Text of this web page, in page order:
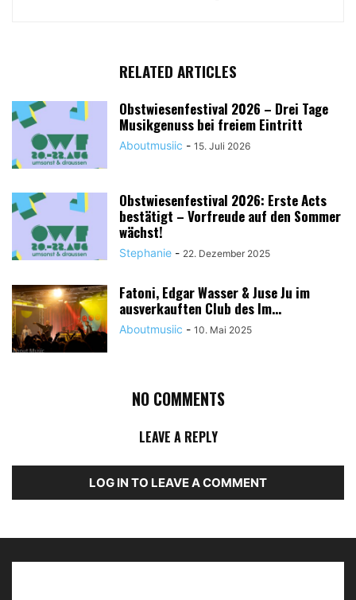
MAULI © About Musïc | Stephanie Bauer
RELATED ARTICLES
Obstwiesenfestival 2026 – Drei Tage
Musikgenuss bei freiem Eintritt
Aboutmusiic - 15. Juli 2026
Obstwiesenfestival 2026: Erste Acts
bestätigt – Vorfreude auf den Sommer
wächst!
Stephanie - 22. Dezember 2025
Fatoni, Edgar Wasser & Juse Ju im
ausverkauften Club des Im...
Aboutmusiic - 10. Mai 2025
NO COMMENTS
LEAVE A REPLY
LOG IN TO LEAVE A COMMENT